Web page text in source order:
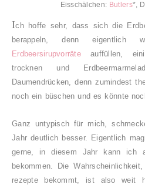
Eisschälchen: Butlers*,
Ich hoffe sehr, dass sich die
berappeln, denn eigentlich
Erdbeersirupvorräteauffüllen,
trocknen und
Daumendrücken, denn zumindest
noch ein büschen und es könnte
Ganz untypisch für mich,
Jahr deutlich besser. Eigentlich
gerne, in diesem Jahr kann ich
bekommen. Die
rezepte bekommt, ist also weit